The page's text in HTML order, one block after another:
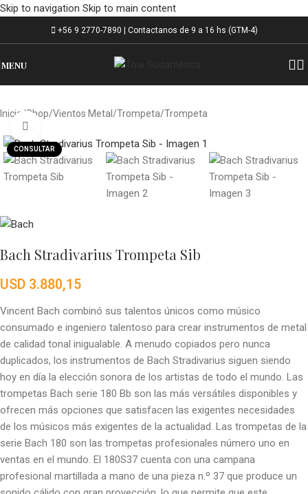
Skip to navigation Skip to main content
+56 9 2770-7890 | Contactanos de 9 a 16 hs (GTM-4)
MENU
Inicio /Shop/Vientos Metal /Trompeta/Trompeta
CONSULTAR
Bach Stradivarius Trompeta Sib
USD 3.880,15
Vincent Bach combinó sus talentos únicos como músico
consumado e ingeniero talentoso para crear instrumentos de metal
de calidad tonal inigualable. A menudo copiados pero nunca
duplicados, los instrumentos de Bach Stradivarius siguen siendo
hoy en día la elección sonora de los artistas de todo el mundo. Las
trompetas Bach serie 180 Bb son las más versátiles disponibles y
ofrecen más opciones que satisfacen las exigentes necesidades
de los músicos más exigentes de la actualidad. Las trompetas de la
serie Bach 180 son las trompetas profesionales número uno en
ventas en el mundo. El 180S37 cuenta con una campana
profesional martillada a mano de una pieza n.º 37 que produce un